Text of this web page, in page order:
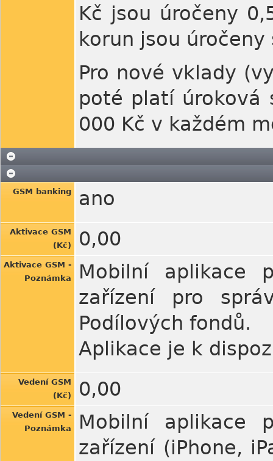
Kč jsou úročeny
korun jsou úročeny
Pro nové vklady
poté platí úroková
000 Kč v každém
GSM banking ano
Aktivace GSM
(Kč)
0,00
Aktivace GSM -
Poznámka
Mobilní aplikace
zařízení pro
Podílových fondů.
Aplikace je k
Vedení GSM
(Kč)
0,00
Vedení GSM -
Poznámka
Mobilní aplikace
zařízení (iPhone,